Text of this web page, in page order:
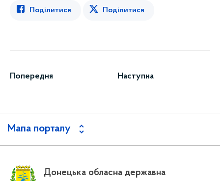
Поділитися Поділитися
Попередня Наступна
Мапа порталу
Донецька обласна державна